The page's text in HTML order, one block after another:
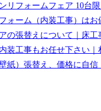
リフォームフェア 10台
ォーム（内装工事）は
の張替えについて｜床
装工事もお任せ下さい｜
紙）張替え、価格に自信